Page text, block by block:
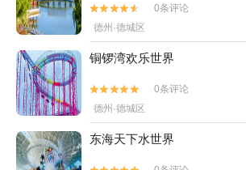


0条评论
德州·德城区
铜锣湾欢乐世界


0条评论
德州·德城区
东海天下水世界